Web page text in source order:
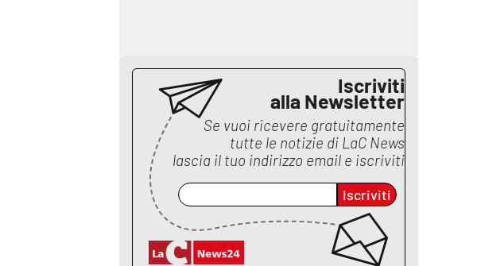
Iscriviti
alla Newsletter
Se vuoi ricevere gratuitamente
tutte le notizie di LaC News
lascia il tuo indirizzo email e iscriviti
Iscriviti